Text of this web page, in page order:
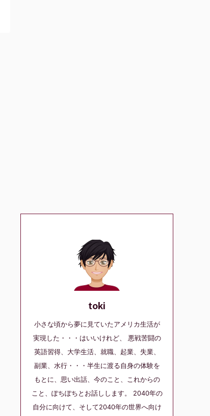
toki
小さな頃から夢に見ていたアメリカ生活が
実現した・・・はいいけれど、 悪戦苦闘の
英語習得、大学生活、就職、起業、失業、
副業、水行・・・半生に渡る自身の体験を
もとに、思い出話、今のこと、これからの
こと、ぽちぽちとお話しします。 2040年の
自分に向けて、そして2040年の世界へ向け